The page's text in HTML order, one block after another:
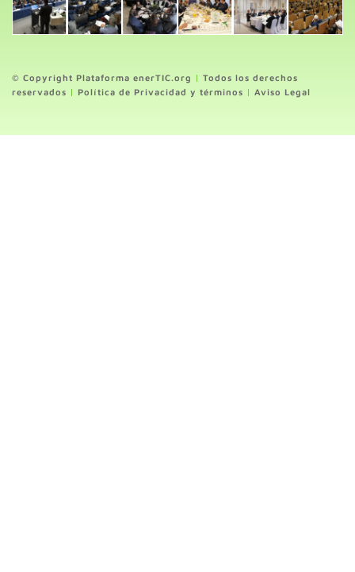
© Copyright Plataforma enerTIC.org | Todos los derechos
reservados | Política de Privacidad y términos | Aviso Legal